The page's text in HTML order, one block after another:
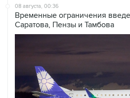
08 августа, 00:36
Временные ограничения
Саратова, Пензы и Тамбова